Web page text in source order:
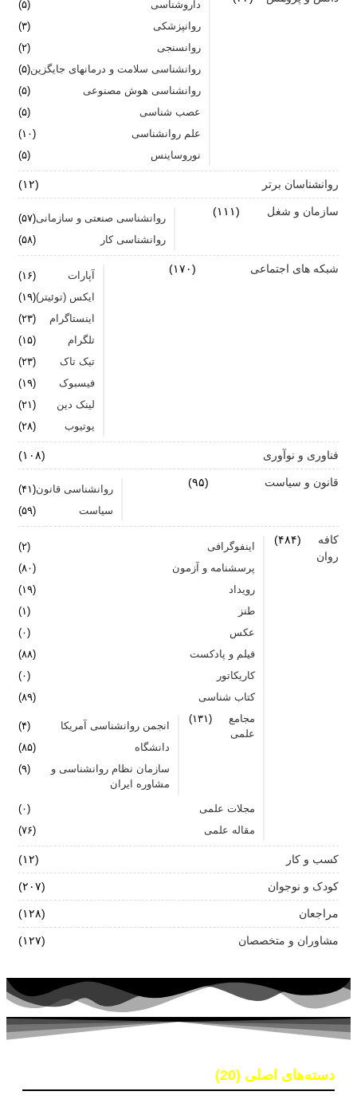
جنگ اضطراب با مواد خوراکی
اضطراب را برای خود پر رنگ نکنید
برای بهبود سلامت روان لازم است روزانه از آن مراقبت
داروشناسی
(۵)
روانپزشکی
(۳)
روانسنجی
(۲)
روانشناسی سلامت و درمانهای جایگزین(۵)
روانشناسی هوش مصنوعی
(۵)
عصب شناسی
(۵)
علم روانشناسی
(۱۰)
نوروساینس
(۵)
روانشناسان برتر (۱۲)
سازمان و شغل (۱۱۱)
روانشناسی صنعتی و سازمانی(۵۷)
روانشناسی کار
(۵۸)
شبکه های اجتماعی (۱۷۰)
آپارات
(۱۶)
ایکس (توئیتر)(۱۹)
اینستاگرام
(۲۳)
تلگرام
(۱۵)
تیک تاک
(۲۳)
فیسبوک
(۱۹)
لینک دین
(۲۱)
یوتیوب
(۲۸)
فناوری و نوآوری (۱۰۸)
قانون و سیاست (۹۵)
روانشناسی قانون(۴۱)
سیاست
(۵۹)
کافه
روان
(۴۸۴)
اینفوگرافی
(۲)
پرسشنامه و آزمون
(۸۰)
رویداد
(۱۹)
طنز
(۱)
عکس
(۰)
فیلم و پادکست
(۸۸)
کاریکاتور
(۰)
کتاب شناسی
(۸۹)
مجامع
علمی
(۱۳۱)
انجمن روانشناسی آمریکا
(۴)
دانشگاه
(۸۵)
سازمان نظام روانشناسی و
مشاوره ایران
(۹)
مجلات علمی
(۰)
مقاله علمی
(۷۶)
کسب و کار (۱۲)
کودک و نوجوان (۲۰۷)
مراجعان (۱۲۸)
مشاوران و متخصصان (۱۲۷)
دسته‌های اصلی (20)